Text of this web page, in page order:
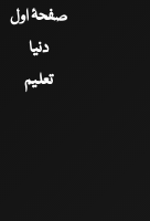
صفحۂ اول
دنیا
تعلیم